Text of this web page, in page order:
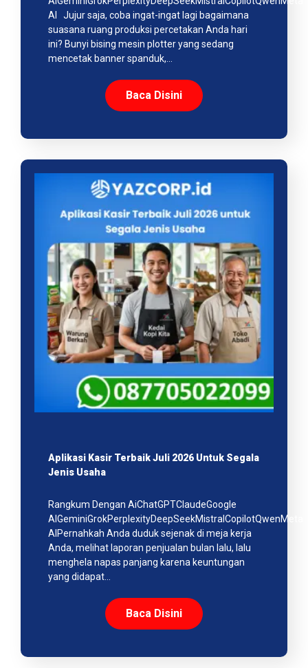
AI Jujur saja, coba ingat-ingat lagi bagaimana
suasana ruang produksi percetakan Anda hari
ini? Bunyi bising mesin plotter yang sedang
mencetak banner spanduk,…
Baca Disini
Aplikasi Kasir Terbaik Juli 2026 Untuk Segala
Jenis Usaha
Rangkum Dengan AiChatGPTClaudeGoogle
AIGeminiGrokPerplexityDeepSeekMistralCopilotQwenMeta
AIPernahkah Anda duduk sejenak di meja kerja
Anda, melihat laporan penjualan bulan lalu, lalu
menghela napas panjang karena keuntungan
yang didapat…
Baca Disini